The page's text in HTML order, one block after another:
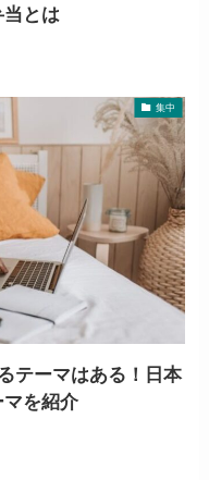
当とは
集中
テーマはある！日本
を紹介